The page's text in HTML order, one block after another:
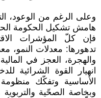
وعلى الرغم من الوعود،
هامش تشكيل الحكومة
فإن كلّ المؤشرات
تدهورها: معدلات النمو،
والهجرة، العجز في
انهيار القوة الشرائية
الأساسية وتفكّك منظومة
وبخاصة الصحّية